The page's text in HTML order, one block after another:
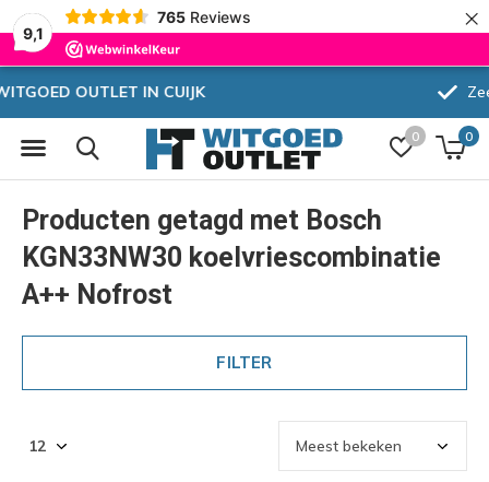
9,1
765 Reviews ×
0 0
Producten getagd met Bosch
KGN33NW30 koelvriescombinatie
A++ Nofrost
FILTER